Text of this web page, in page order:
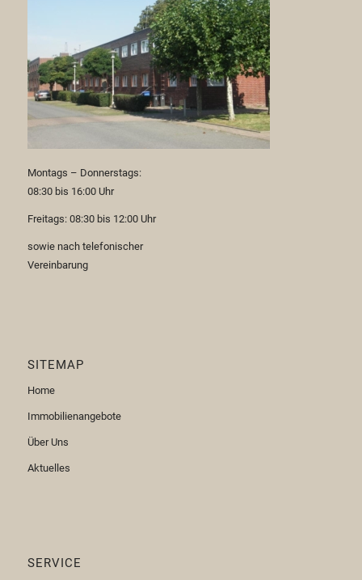
Montags – Donnerstags:
08:30 bis 16:00 Uhr
Freitags: 08:30 bis 12:00 Uhr
sowie nach telefonischer
Vereinbarung
SITEMAP
Home
Immobilienangebote
Über Uns
Aktuelles
SERVICE